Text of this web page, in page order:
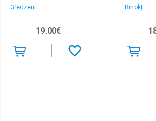
Gredzeni
19.00€
Binokļi